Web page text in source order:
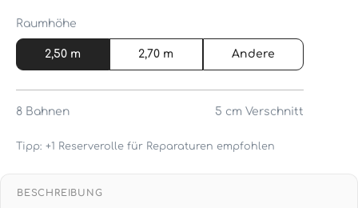
Raumhöhe
2,50 m 2,70 m Andere
8 Bahnen 5 cm Verschnitt
Tipp: +1 Reserverolle für Reparaturen empfohlen
BESCHREIBUNG